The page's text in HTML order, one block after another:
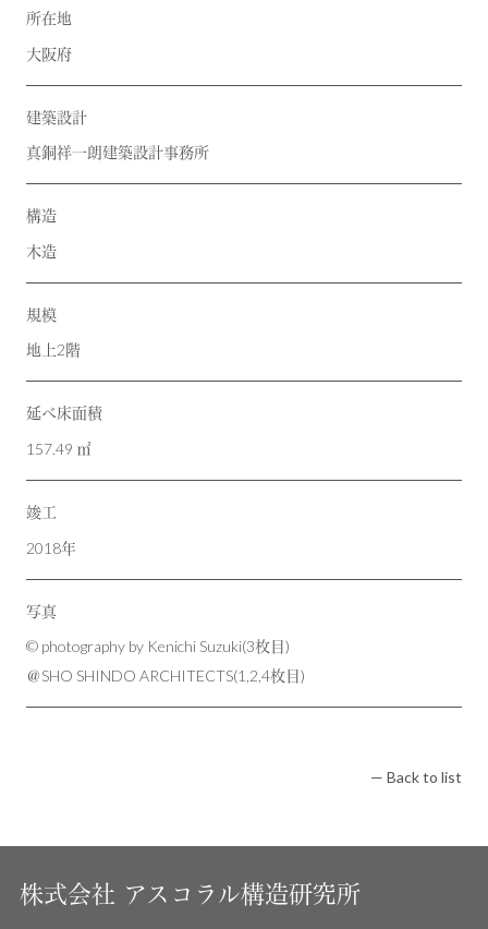
所在地
大阪府
建築設計
真銅祥一朗建築設計事務所
構造
木造
規模
地上2階
延べ床面積
157.49 ㎡
竣工
2018年
写真
© photography by Kenichi Suzuki(3枚目)
＠SHO SHINDO ARCHITECTS(1,2,4枚目)
— Back to list
株式会社 アスコラル構造研究所